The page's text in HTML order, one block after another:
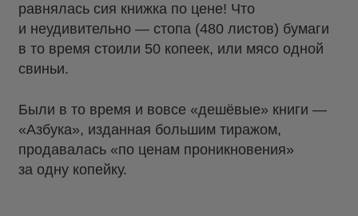
равнялась сия книжка по цене! Что
и неудивительно — стопа (480 листов) бумаги
в то время стоили 50 копеек, или мясо одной
свиньи.
Были в то время и вовсе «дешёвые» книги —
«Азбука», изданная большим тиражом,
продавалась «по ценам проникновения»
за одну копейку.